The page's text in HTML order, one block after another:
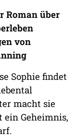
Roman über
von
Sophie findet
macht sie
ein Geheimnis,